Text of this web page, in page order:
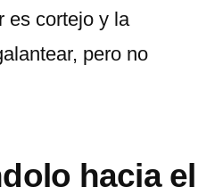
es cortejo y la
pero no
hacia el